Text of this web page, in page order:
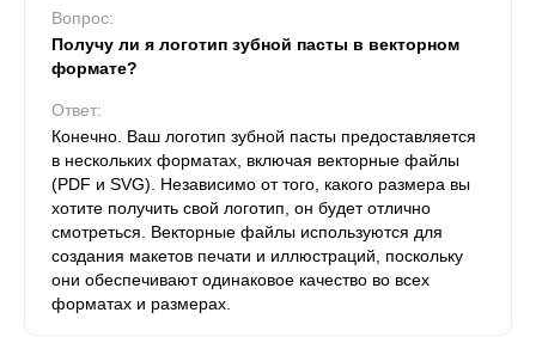
Вопрос:
Получу ли я логотип зубной пасты в векторном
формате?
Ответ:
Конечно. Ваш логотип зубной пасты предоставляется
в нескольких форматах, включая векторные файлы
(PDF и SVG). Независимо от того, какого размера вы
хотите получить свой логотип, он будет отлично
смотреться. Векторные файлы используются для
создания макетов печати и иллюстраций, поскольку
они обеспечивают одинаковое качество во всех
форматах и ​​размерах.